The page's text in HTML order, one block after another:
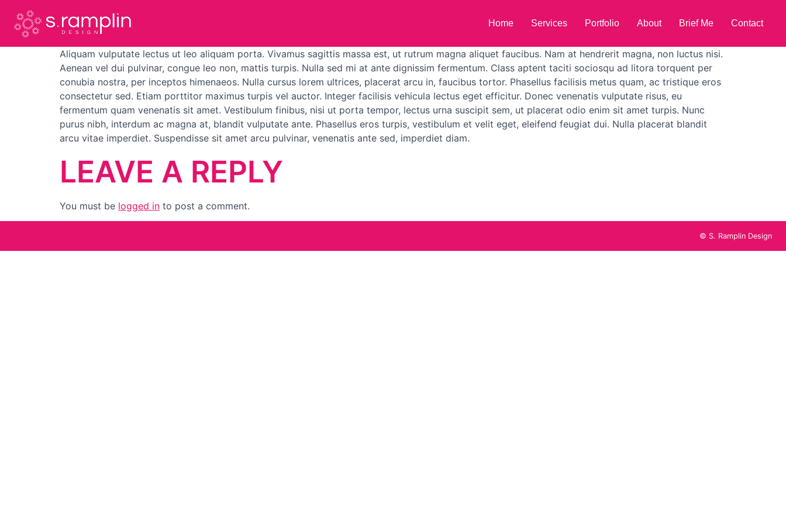
Home Services Portfolio About Brief Me Contact
Aliquam vulputate lectus ut leo aliquam porta. Vivamus sagittis massa est, ut rutrum magna aliquet faucibus. Nam at hendrerit magna, non luctus nisi.
Aenean vel dui pulvinar, congue leo non, mattis turpis. Nulla sed mi at ante dignissim fermentum. Class aptent taciti sociosqu ad litora torquent per
conubia nostra, per inceptos himenaeos. Nulla cursus lorem ultrices, placerat arcu in, faucibus tortor. Phasellus facilisis metus quam, ac tristique eros
consectetur sed. Etiam porttitor maximus turpis vel auctor. Integer facilisis vehicula lectus eget efficitur. Donec venenatis vulputate risus, eu
fermentum quam venenatis sit amet. Vestibulum finibus, nisi ut porta tempor, lectus urna suscipit sem, ut placerat odio enim sit amet turpis. Nunc
purus nibh, interdum ac magna at, blandit vulputate ante. Phasellus eros turpis, vestibulum et velit eget, eleifend feugiat dui. Nulla placerat blandit
arcu vitae imperdiet. Suspendisse sit amet arcu pulvinar, venenatis ante sed, imperdiet diam.
LEAVE A REPLY
You must be logged in to post a comment.
© S. Ramplin Design